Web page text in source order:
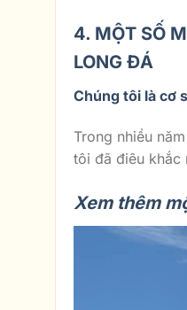
4. MỘT SỐ
LONG ĐÁ
Chúng tôi là cơ
Trong nhiều
tôi đã điêu khắc
Xem thêm